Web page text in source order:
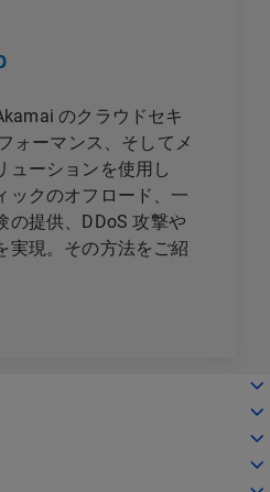
のクラウドセキ
ォーマンス、そしてメ
ューションを使用し
ックのオフロード、一
の提供、DDoS 攻撃や
実現。その方法をご紹